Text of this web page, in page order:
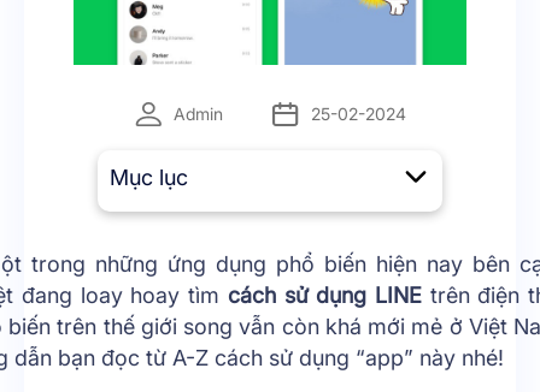
Admin 25-02-2024
Mục lục
trong những ứng dụng phổ biến hiện nay bên
đang loay hoay tìm cách sử dụng LINEtrên điện
trên thế giới song vẫn còn khá mới mẻ ở Việt
dẫn bạn đọc từ A-Z cách sử dụng “app” này nhé!